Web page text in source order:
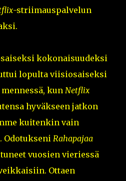
-striimauspalvelun
kokonaisuudeksi
lopulta viisiosaiseksi
kun Netflix
hyväkseen jatkon
kuitenkin vain
Odotukseni Rahapajaa
vuosien vieriessä
Ottaen